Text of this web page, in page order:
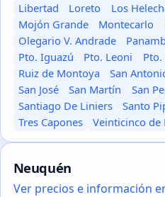
Libertad
Loreto Los
Mojón Grande
Montecarlo
Olegario V. Andrade
Pto. Iguazú
Pto. Leoni
Ruiz de Montoya
San
San José
San Martín San
Santiago De Liniers
Santo
Tres Capones
Veinticinco de
Neuquén
Ver precios e información